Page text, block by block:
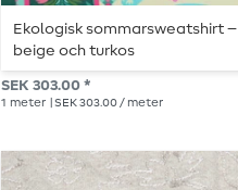
Ekologisk sommarsweatshirt –
beige och turkos
SEK 303.00 *
1 meter | SEK 303.00 / meter